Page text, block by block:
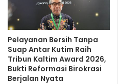
Pelayanan Bersih Tanpa
Suap Antar Kutim Raih
Tribun Kaltim Award 2026,
Bukti Reformasi Birokrasi
Berjalan Nyata